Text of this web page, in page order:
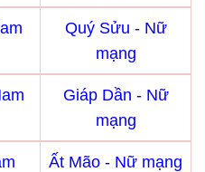
Quý Sửu - Nữ
mạng
Giáp Dần - Nữ
mạng
Ất Mão - Nữ mạng